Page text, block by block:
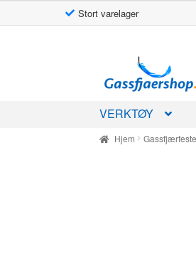
Stort varelager
navigasjon
innhold
VERKTØY
Hjem